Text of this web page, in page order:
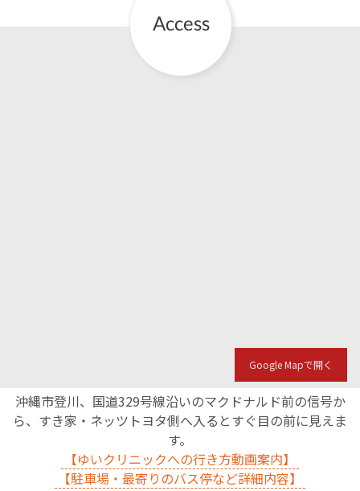
Google Mapで開く
沖縄市登川、国道329号線沿いのマクドナルド前の信号か
ら、すき家・ネッツトヨタ側へ入るとすぐ目の前に見えま
す。
【ゆいクリニックへの行き方動画案内】
【駐車場・最寄りのバス停など詳細内容】